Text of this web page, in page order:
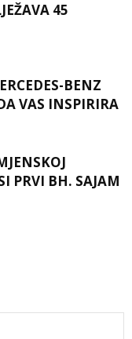
45
BENZ
VAS INSPIRIRA
PRVI BH. SAJAM